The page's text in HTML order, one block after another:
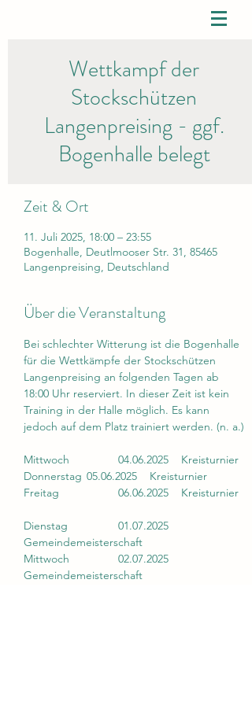
Wettkampf der
Stockschützen
Langenpreising - ggf.
Bogenhalle belegt
Zeit & Ort
11. Juli 2025, 18:00 – 23:55
Bogenhalle, Deutlmooser Str. 31, 85465
Langenpreising, Deutschland
Über die Veranstaltung
Bei schlechter Witterung ist die Bogenhalle
für die Wettkämpfe der Stockschützen
Langenpreising an folgenden Tagen ab
18:00 Uhr reserviert. In dieser Zeit ist kein
Training in der Halle möglich. Es kann
jedoch auf dem Platz trainiert werden. (n. a.)
Mittwoch 		04.06.2025	Kreisturnier
Donnerstag 	05.06.2025	Kreisturnier
Freitag 		06.06.2025	Kreisturnier
Dienstag 		01.07.2025
Gemeindemeisterschaft
Mittwoch		02.07.2025
Gemeindemeisterschaft